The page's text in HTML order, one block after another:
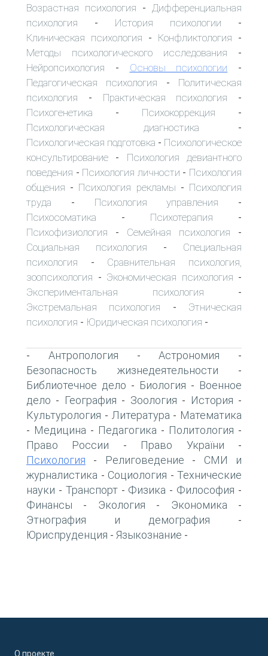
Возрастная психология - Дифференциальная
психология - История психологии -
Клиническая психология - Конфликтология -
Методы психологического исследования -
Нейропсихология - Основы психологии -
Педагогическая психология - Политическая
психология - Практическая психология -
Психогенетика - Психокоррекция -
Психологическая диагностика -
Психологическая подготовка - Психологическое
консультирование - Психология девиантного
поведения - Психология личности - Психология
общения - Психология рекламы - Психология
труда - Психология управления -
Психосоматика - Психотерапия -
Психофизиология - Семейная психология -
Социальная психология - Специальная
психология - Сравнительная психология,
зоопсихология - Экономическая психология -
Экспериментальная психология -
Экстремальная психология - Этническая
психология - Юридическая психология -
- Антропология -Астрономия -
Безопасность жизнедеятельности -
Библиотечное дело - Биология - Военное
дело - География - Зоология - История -
Культурология - Литература - Математика
- Медицина - Педагогика - Политология -
Право России - Право України -
Психология - Религоведение - СМИ и
журналистика - Социология - Технические
науки - Транспорт- Физика - Философия -
Финансы - Экология - Экономика -
Этнография и демография -
Юриспруденция - Языкознание -
О проекте